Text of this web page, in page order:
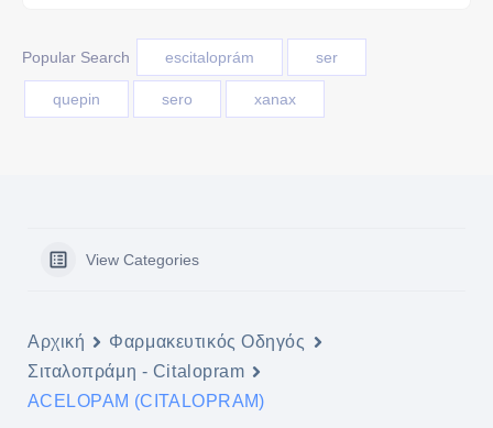
Popular Search escitaloprám ser
quepin sero xanax
View Categories
Αρχική
Φαρμακευτικός Οδηγός
Σιταλοπράμη - Citalopram
ACELOPAM (CITALOPRAM)